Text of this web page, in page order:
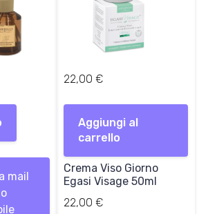
mail
22,00 €
Aggiungi al
carrello
Crema Viso Giorno
Egasi Visage 50ml
22,00 €